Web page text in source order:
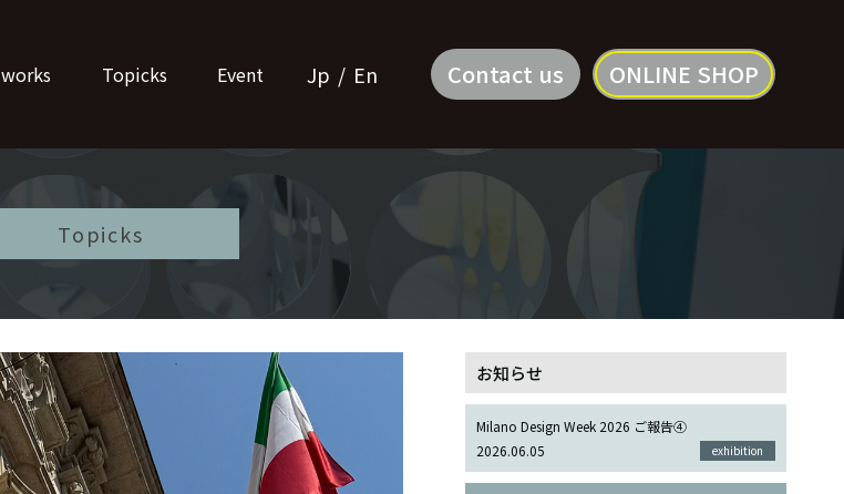
works Topicks Event Jp En Contact us ONLINE SHOP
Topicks
お知らせ
Milano Design Week 2026 ご報告④
2026.06.05
exhibition